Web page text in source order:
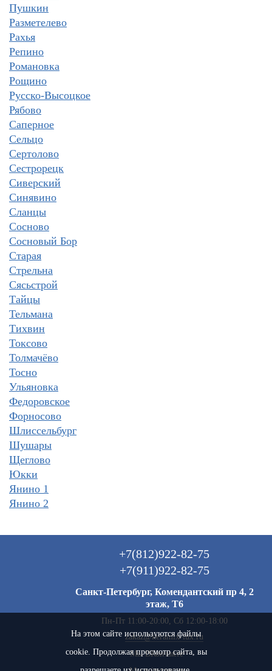
Пушкин
Разметелево
Рахья
Репино
Романовка
Рощино
Русско-Высоцкое
Рябово
Саперное
Сельцо
Сертолово
Сестрорецк
Сиверский
Синявино
Сланцы
Сосново
Сосновый Бор
Старая
Стрельна
Сясьстрой
Тайцы
Тельмана
Тихвин
Токсово
Толмачёво
Тосно
Ульяновка
Федоровское
Форносово
Шлиссельбург
Шушары
Щеглово
Юкки
Янино 1
Янино 2
+7(812)922-82-75
+7(911)922-82-75
Санкт-Петербург, Комендантский пр 4, 2
этаж, Т6
Пн-Пт 11:00-20:00, Сб 12:00-18:00
zakaz@keramix-lux.ru
Мы ВКонтакте
На этом сайте используются файлы
cookie. Продолжая просмотр сайта, вы